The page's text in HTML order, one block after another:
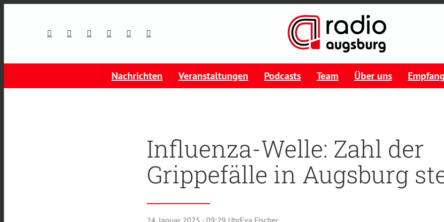
Nachrichten Veranstaltungen Podcasts Team Über uns Empfang
Influenza-Welle: Zahl der
Grippefälle in Augsburg